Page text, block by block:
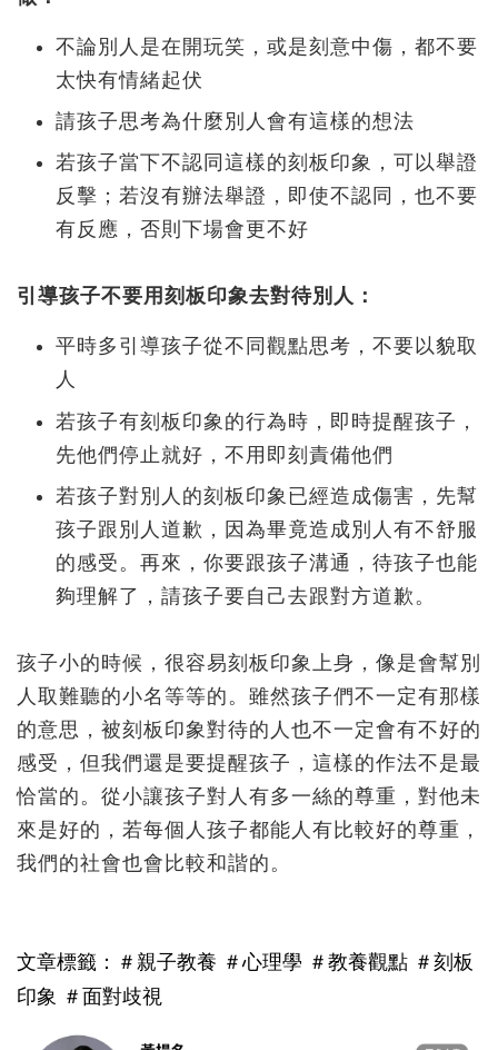
不論別人是在開玩笑，或是刻意中傷，都不要
太快有情緒起伏
請孩子思考為什麼別人會有這樣的想法
若孩子當下不認同這樣的刻板印象，可以舉證
反擊；若沒有辦法舉證，即使不認同，也不要
有反應，否則下場會更不好
引導孩子不要用刻板印象去對待別人：
平時多引導孩子從不同觀點思考，不要以貌取
人
若孩子有刻板印象的行為時，即時提醒孩子，
先他們停止就好，不用即刻責備他們
若孩子對別人的刻板印象已經造成傷害，先幫
孩子跟別人道歉，因為畢竟造成別人有不舒服
的感受。再來，你要跟孩子溝通，待孩子也能
夠理解了，請孩子要自己去跟對方道歉。
孩子小的時候，很容易刻板印象上身，像是會幫別
人取難聽的小名等等的。雖然孩子們不一定有那樣
的意思，被刻板印象對待的人也不一定會有不好的
感受，但我們還是要提醒孩子，這樣的作法不是最
恰當的。從小讓孩子對人有多一絲的尊重，對他未
來是好的，若每個人孩子都能人有比較好的尊重，
我們的社會也會比較和諧的。
文章標籤： ＃親子教養 ＃心理學 ＃教養觀點 ＃刻板
印象 ＃面對歧視